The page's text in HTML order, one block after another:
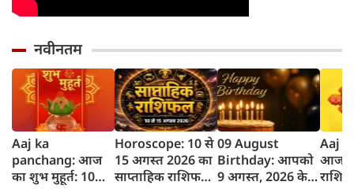
नवीनतम
Aaj ka
panchang: आज
का शुभ मुहूर्त: 10
Horoscope: 10 से
15 अगस्त 2026 का
साप्ताहिक राशिफल,
09 August
Birthday: आपको
9 अगस्त, 2026 के
Aaj
आज